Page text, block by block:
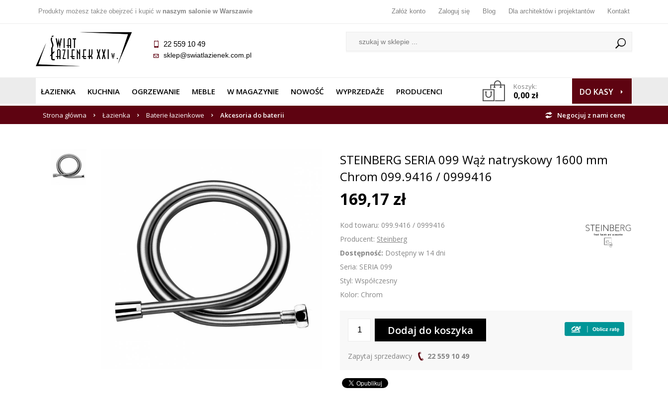
Produkty możesz także obejrzeć i kupić w naszym salonie w Warszawie Załóż konto Zaloguj się Blog Dla architektów i projektantów Kontakt
22 559 10 49
sklep@swiatlazienek.com.pl
ŁAZIENKA KUCHNIA OGRZEWANIE MEBLE W MAGAZYNIE NOWOŚĆ WYPRZEDAŻE PRODUCENCI Koszyk:
0,00 zł DO KASY
Strona główna Łazienka Baterie łazienkowe Akcesoria do baterii Negocjuj z nami cenę
STEINBERG SERIA 099 Wąż natryskowy 1600 mm
Chrom 099.9416 / 0999416
169,17 zł
Kod towaru: 099.9416 / 0999416
Producent: Steinberg
Dostępność: Dostępny w 14 dni
Seria: SERIA 099
Styl: Współczesny
Kolor: Chrom
Zapytaj sprzedawcy 22 559 10 49